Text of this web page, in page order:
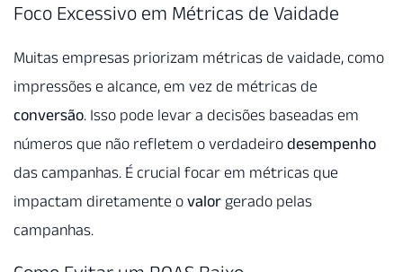
Foco Excessivo em Métricas de Vaidade
Muitas empresas priorizam métricas de vaidade, como
impressões e alcance, em vez de métricas de
conversão. Isso pode levar a decisões baseadas em
números que não refletem o verdadeiro desempenho
das campanhas. É crucial focar em métricas que
impactam diretamente o valor gerado pelas
campanhas.